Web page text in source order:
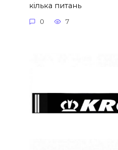
кілька питань
0 7